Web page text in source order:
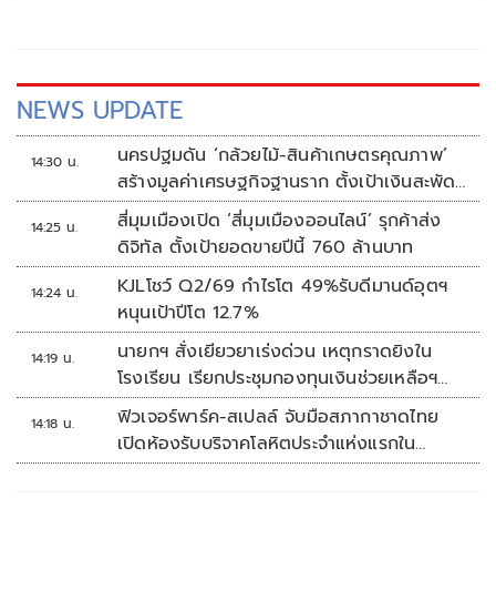
NEWS UPDATE
14:30 น.
นครปฐมดัน ‘กล้วยไม้-สินค้าเกษตรคุณภาพ’
สร้างมูลค่าเศรษฐกิจฐานราก ตั้งเป้าเงินสะพัด
10 ล้านบาท
14:25 น.
สี่มุมเมืองเปิด ‘สี่มุมเมืองออนไลน์’ รุกค้าส่ง
ดิจิทัล ตั้งเป้ายอดขายปีนี้ 760 ล้านบาท
14:24 น.
KJLโชว์ Q2/69 กำไรโต 49%รับดีมานด์อุตฯ
หนุนเป้าปีโต 12.7%
14:19 น.
นายกฯ สั่งเยียวยาเร่งด่วน เหตุกราดยิงใน
โรงเรียน เรียกประชุมกองทุนเงินช่วยเหลือฯ
ทันที
14:18 น.
ฟิวเจอร์พาร์ค-สเปลล์ จับมือสภากาชาดไทย
เปิดห้องรับบริจาคโลหิตประจำแห่งแรกใน
ศูนย์การค้าปทุมธานี